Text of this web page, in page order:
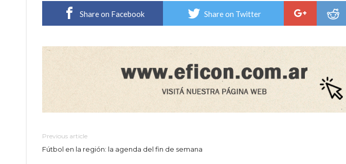
Share on Facebook Share on Twitter
Previous article
Fútbol en la región: la agenda del fin de semana